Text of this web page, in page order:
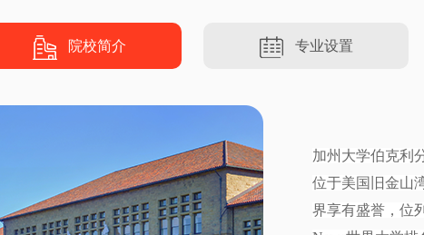
院校简介 专业设置
加州大学伯克利
位于美国旧金山
界享有盛誉，位